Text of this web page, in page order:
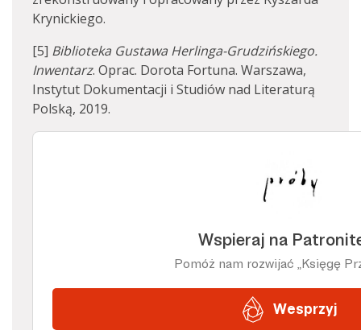
Krynickiego.
[5] Biblioteka Gustawa Herlinga-Grudzińskiego.
Inwentarz. Oprac. Dorota Fortuna. Warszawa,
Instytut Dokumentacji i Studiów nad Literaturą
Polską, 2019.